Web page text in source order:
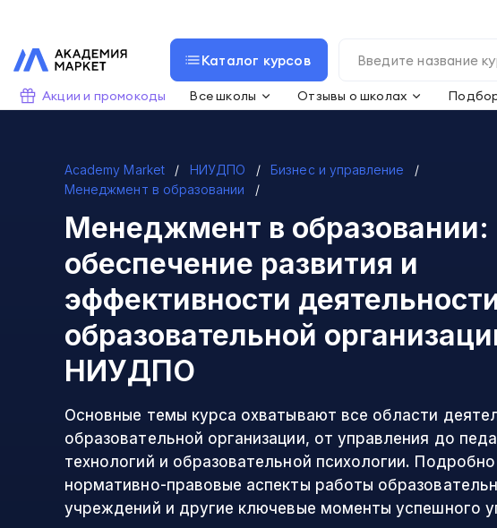
Каталог курсов
Акции и промокоды Все школы Отзывы о школах
Academy Market НИУДПО
Бизнес и управление
Менеджмент в образовании
Менеджмент в образовании:
обеспечение развития и
эффективности
образовательной
НИУДПО
Основные темы курса охватывают все области
образовательной организации, от управления до
технологий и образовательной психологии.
нормативно-правовые аспекты работы
учреждений и другие ключевые моменты успешного